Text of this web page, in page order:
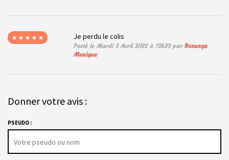
Je perdu le colis
Posté le Mardi 5 Avril 2022 à 13h23 parBosunga
Monique
Donner votre avis :
PSEUDO :